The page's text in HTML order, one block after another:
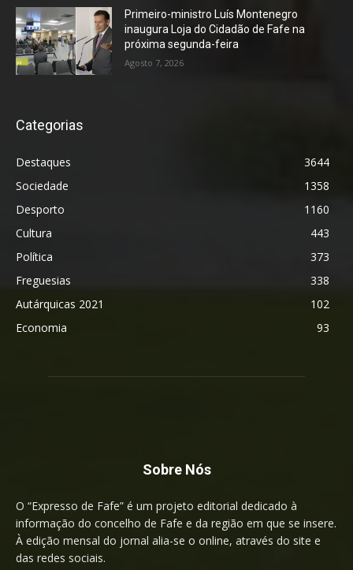
Primeiro-ministro Luís Montenegro
inaugura Loja do Cidadão de Fafe na
próxima segunda-feira
Agosto 7, 2026
Categorias
Destaques
3644
Sociedade
1358
Desporto
1160
Cultura
443
Política
373
Freguesias
338
Autárquicas 2021
102
Economia
93
Sobre Nós
O “Expresso de Fafe” é um projeto editorial dedicado à
informação do concelho de Fafe e da região em que se insere.
À edição mensal do jornal alia-se o online, através do site e
das redes sociais.